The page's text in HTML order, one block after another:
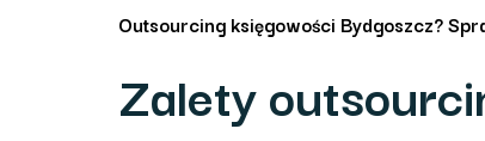
Outsourcing księgowości Bydgoszcz?
Zalety